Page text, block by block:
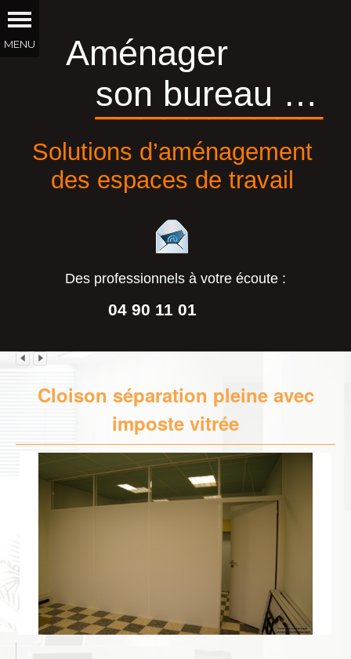
Aménager
son bureau …
Solutions d’aménagement
des espaces de travail
Des professionnels à votre écoute :
04 90 11 01
__________
Cloison séparation pleine avec
imposte vitrée